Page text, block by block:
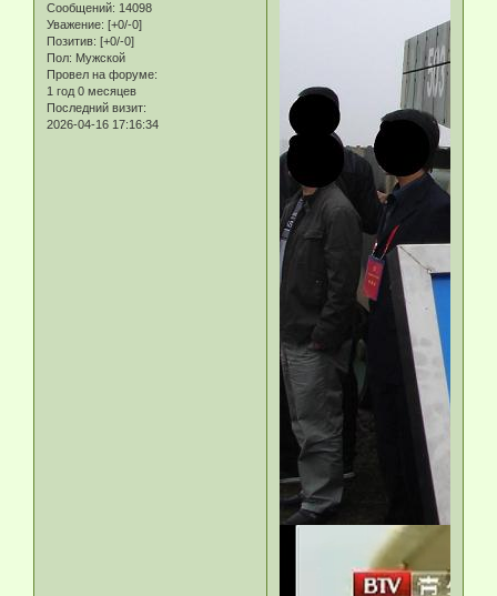
Сообщений: 14098
Уважение: [+0/-0]
Позитив: [+0/-0]
Пол: Мужской
Провел на форуме:
1 год 0 месяцев
Последний визит:
2026-04-16 17:16:34